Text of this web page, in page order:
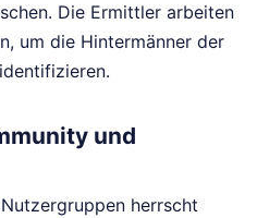
Die Ermittler arbeiten
um die Hintermänner der
und
herrscht